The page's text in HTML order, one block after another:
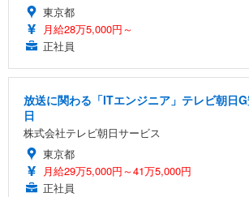
東京都
月給28万5,000円～
正社員
放送に関わる「ITエンジニア」テレビ朝日
日
株式会社テレビ朝日サービス
東京都
月給29万5,000円～41万5,000円
正社員